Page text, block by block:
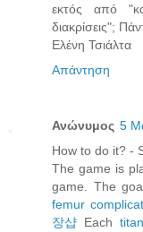
εκτός από
διακρίσεις";
Ελένη Τσιάλτα
Απάντηση
Ανώνυμος 5
How to do it? -
The game is
game. The
femur
장샵 Each